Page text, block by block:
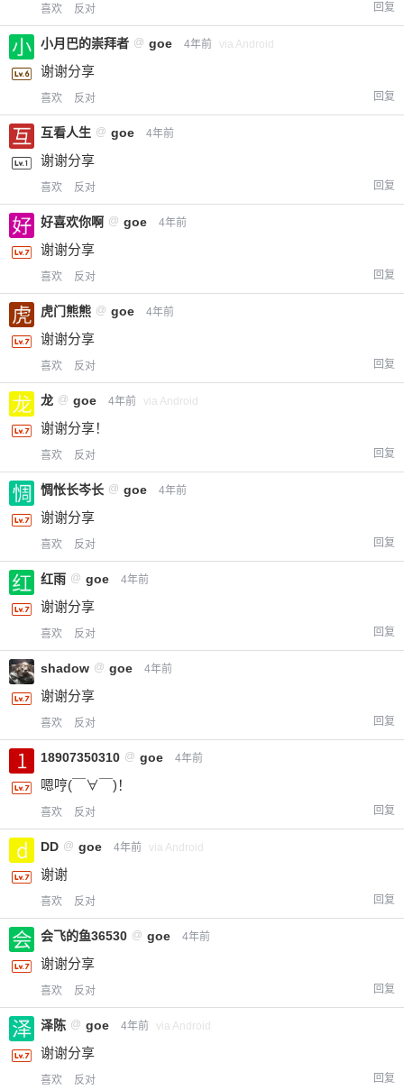
喜欢 反对 回复
小月巴的崇拜者 @ goe 4年前 via Android
谢谢分享
喜欢 反对 回复
互看人生 @ goe 4年前
谢谢分享
喜欢 反对 回复
好喜欢你啊 @ goe 4年前
谢谢分享
喜欢 反对 回复
虎门熊熊 @ goe 4年前
谢谢分享
喜欢 反对 回复
龙 @ goe 4年前 via Android
谢谢分享！
喜欢 反对 回复
惆怅长岑长 @ goe 4年前
谢谢分享
喜欢 反对 回复
红雨 @ goe 4年前
谢谢分享
喜欢 反对 回复
shadow @ goe 4年前
谢谢分享
喜欢 反对 回复
18907350310 @ goe 4年前
嗯哼(￣∀￣)！
喜欢 反对 回复
DD @ goe 4年前 via Android
谢谢
喜欢 反对 回复
会飞的鱼36530 @ goe 4年前
谢谢分享
喜欢 反对 回复
泽陈 @ goe 4年前 via Android
谢谢分享
喜欢 反对 回复